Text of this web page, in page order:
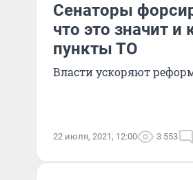
Сенаторы
что это значит
пункты ТО
Власти ускоряют
22 июля, 2021, 12:00 3 553